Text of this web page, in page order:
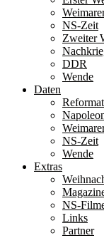
NS-Zeit
Zweiter
DDR
Wende
Daten
NS-Zeit
Wende
Extras
NS-
Links
Partner